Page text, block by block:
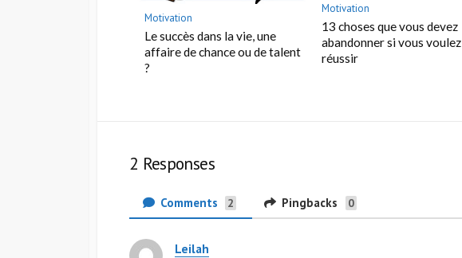
Motivation
Le succès dans la vie, une
affaire de chance ou de talent
?
Motivation
13 choses que vous devez
abandonner si vous voulez
réussir
2 Responses
Comments 2 Pingbacks 0
Leilah